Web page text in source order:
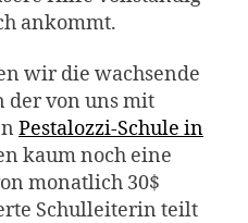
ankommt.
wir die wachsende
der von uns mit
Pestalozzi-Schule in
kaum noch eine
monatlich 30$
Schulleiterin teilt